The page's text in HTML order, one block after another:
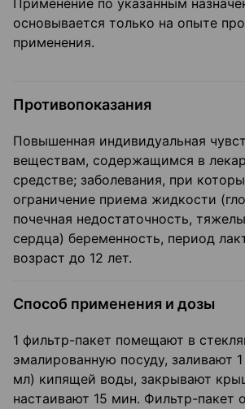
Применение по указанным
основывается только на опыте
применения.
Противопоказания
Повышенная индивидуальная
веществам, содержащимся в
средстве; заболевания, при
ограничение приема жидкости
почечная недостаточность,
сердца) беременность, период
возраст до 12 лет.
Способ применения и дозы
1 фильтр-пакет помещают в
эмалированную посуду, заливают
мл) кипящей воды, закрывают
настаивают 15 мин. Фильтр-пакет